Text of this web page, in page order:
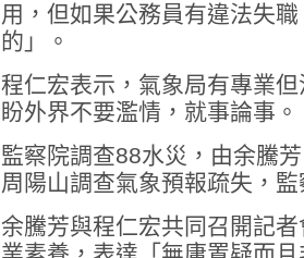
用，但如果公務員有違法失
的」。
程仁宏表示，氣象局有專業
盼外界不要濫情，就事論事。
監察院調查88水災，由余騰
周陽山調查氣象預報疏失，
余騰芳與程仁宏共同召開記